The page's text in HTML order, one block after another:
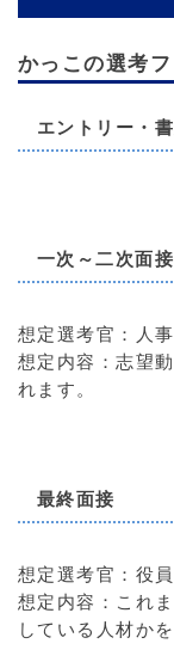
かっこの選考
エントリー・
一次～二次面接
想定選考官：人事
想定内容：志望
れます。
最終面接
想定選考官：役員
想定内容：これ
している人材か